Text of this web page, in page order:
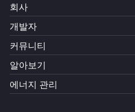
회사
개발자
커뮤니티
알아보기
에너지 관리